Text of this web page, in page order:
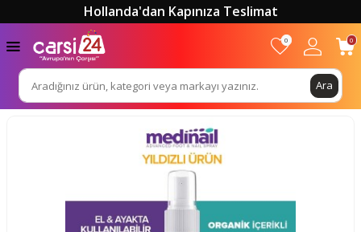
Hollanda'dan Kapınıza Teslimat
Ara
0 0